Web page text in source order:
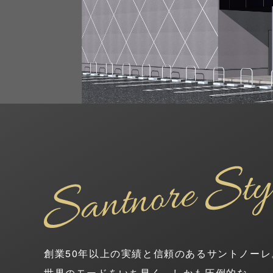
創業50年以上の実績と信頼のあるサントノー